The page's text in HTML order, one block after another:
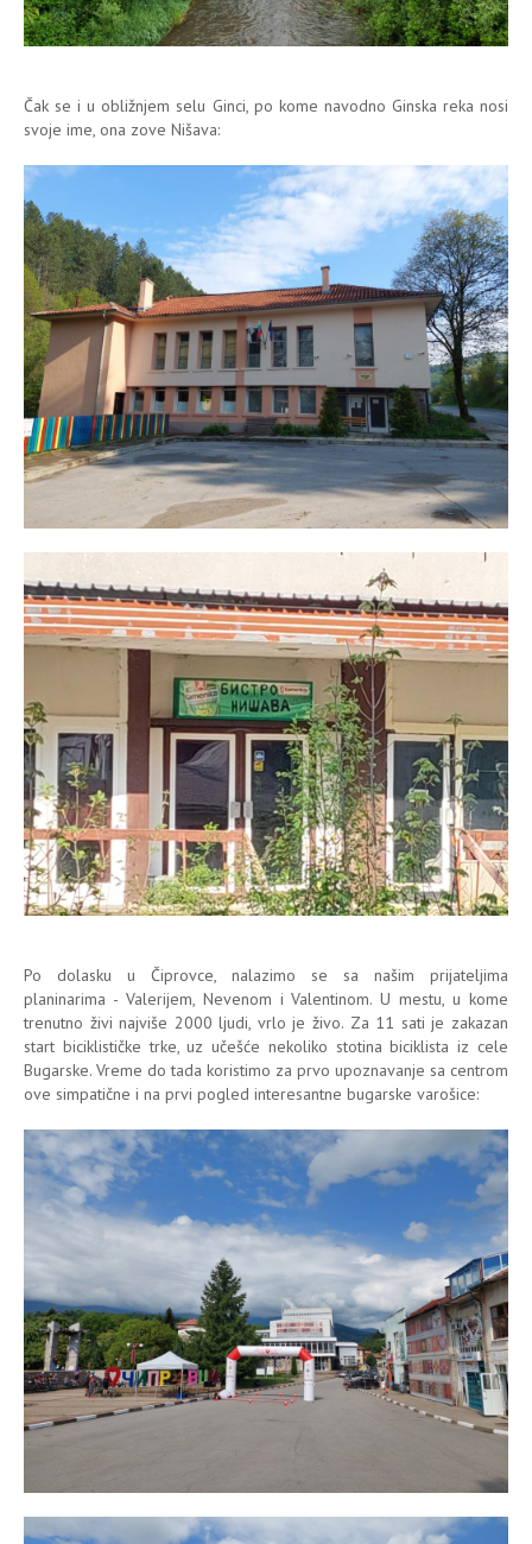
Čak se i u obližnjem selu Ginci, po kome navodno Ginska reka nosi
svoje ime, ona zove Nišava:
Po dolasku u Čiprovce, nalazimo se sa našim prijateljima
planinarima - Valerijem, Nevenom i Valentinom. U mestu, u kome
trenutno živi najviše 2000 ljudi, vrlo je živo. Za 11 sati je zakazan
start biciklističke trke, uz učešće nekoliko stotina biciklista iz cele
Bugarske. Vreme do tada koristimo za prvo upoznavanje sa centrom
ove simpatične i na prvi pogled interesantne bugarske varošice: